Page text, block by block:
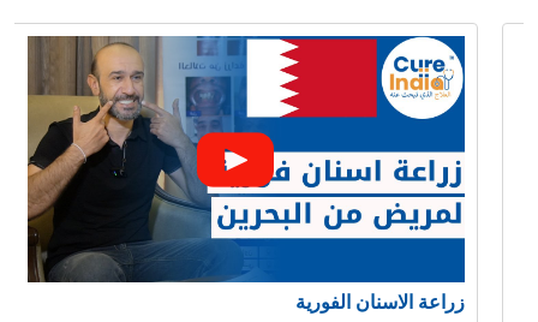
زراعة الاسنان الفورية